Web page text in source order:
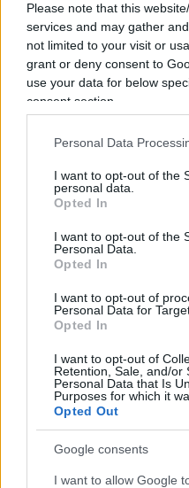
Please note that this
services and may gather
not limited to your visit or
grant or deny consent to
use your data for below
consent section.
Personal Data
I want to opt-out of the
personal data.
Opted In
I want to opt-out of the
Personal Data.
Opted In
I want to opt-out of
Personal Data for
Opted In
I want to opt-out of
Retention, Sale, and/or
Personal Data that Is
Purposes for which it
Opted Out
Google consents
I want to allow Google
vicinanza alle forze
cogliere ogni
magistratura, che
naturale interlocutore.
peccato di eccessiva
giudiziarie e nel
scivolare nella
ogni atto giudiziario in
Non regge nemmeno,
di un blocco
La magistratura è
donne e uomini, teste
inclinazioni diverse —
alla cultura di destra —
possono riconoscersi
perennemente
Delegittimare un